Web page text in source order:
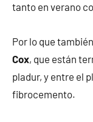
tanto en verano
Por lo que
Cox, que están
pladur, y entre el
fibrocemento.